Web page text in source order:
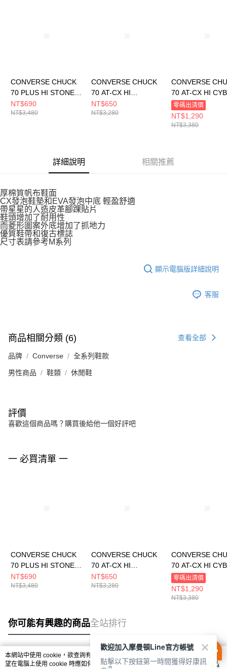
CONVERSE CHUCK
70 PLUS HI STONE
MAUVE/DESERT
SAND 男女 厚底 增高
NT$690
NT$3,480
CONVERSE CHUCK
70 AT-CX HI
CONVERSE UTILITY
男女 厚底 增高 休閒鞋
NT$650
NT$3,280
CONVERSE
70 AT-CX HI
GREY/LUNAR
男女 厚底 增高
A02779C
零碼出清價
NT$1,290
NT$3,380
詳細說明 相關推薦
厚棉質帆布鞋面
CX發泡鞋墊和EVA發泡中底 輕盈舒適
帶星星的人造皮革腳踝貼片
鞋頭增加了耐用性
而菱形圖案外底增加了抓地力
優質鞋帶和復古標誌
尺寸表請參考M系列
顯示電腦版詳細說明
客服
商品相關分類 (6) 查看全部
品牌 Converse 全系列鞋款
男性商品 鞋類 休閒鞋
評價
喜歡這個商品嗎？購買後給他一個好評吧
一 必買清單 一
CONVERSE CHUCK
70 PLUS HI STONE
MAUVE/DESERT
SAND 男女 厚底 增高
NT$690
NT$3,480
CONVERSE CHUCK
70 AT-CX HI
CONVERSE UTILITY
男女 厚底 增高 休閒鞋
NT$650
NT$3,280
CONVERSE
70 AT-CX HI
GREY/LUNAR
男女 厚底 增高
A02779C
零碼出清價
NT$1,290
NT$3,380
你可能有興趣的商品全站排行
熱門標籤
本網站中使用 cookie，欲查詢有關本網站使用 cookie 方式之詳情，及若您不希
望在電腦上使用 cookie 時應如何變更電腦的 cookie 設定，請參閱本網站「
隱私
歡迎加入摩曼頓Line官方帳號
點擊以下按鈕第一時間獲得好康訊